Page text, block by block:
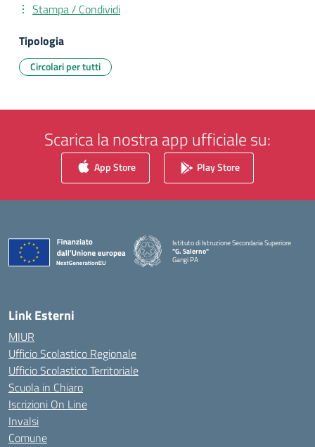
Stampa / Condividi
Tipologia
Circolari per tutti
Scarica la nostra app ufficiale su:
App Store Play Store
Istituto di Istruzione Secondaria Superiore
"G. Salerno"
Gangi PA
— Visita la pagina iniziale della scuola
Link Esterni
MIUR
Ufficio Scolastico Regionale
Ufficio Scolastico Territoriale
Scuola in Chiaro
Iscrizioni On Line
Invalsi
Comune